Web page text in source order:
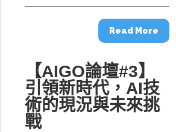
Read More
【AIGO論壇#3】
引領新時代，AI技
術的現況與未來挑
戰